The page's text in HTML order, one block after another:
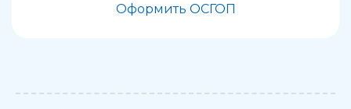
Оформить ОСГОП